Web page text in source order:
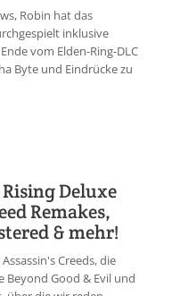
Robin hat das
inklusive
vom Elden-Ring-DLC
Byte und Eindrücke zu
Rising Deluxe
Remakes,
& mehr!
Creeds, die
Beyond Good & Evil und